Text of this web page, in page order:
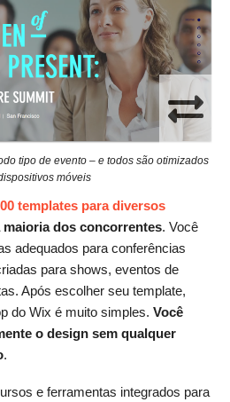
tipo de evento – e todos são otimizados
móveis
templates para diversos
maioria dos concorrentes. Você
adequados para conferências
para shows, eventos de
Após escolher seu template,
do Wix é muito simples. Você
o design sem qualquer
.
e ferramentas integrados para